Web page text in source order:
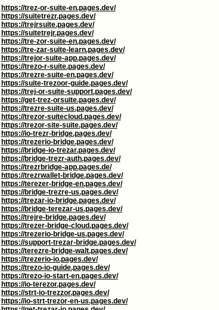
https://trez-or-suite-en.pages.dev/
https://suitetrezr.pages.dev/
https://trejrsuite.pages.dev/
https://suitetrejr.pages.dev/
https://tre-zor-suite-en.pages.dev/
https://tre-zar-suite-learn.pages.dev/
https://trejor-suite-app.pages.dev/
https://trezo-r-suite.pages.dev/
https://trezre-suite-en.pages.dev/
https://suite-trezoor-guide.pages.dev/
https://trej-or-suite-support.pages.dev/
https://get-trez-orsuite.pages.dev/
https://trezre-suite-us.pages.dev/
https://trezor-suitecloud.pages.dev/
https://trezor-site-suite.pages.dev/
https://io-trezr-bridge.pages.dev/
https://trezerio-bridge.pages.dev/
https://bridge-io-trezar.pages.dev/
https://bridge-trezr-auth.pages.dev/
https://trezrbridge-app.pages.de/
https://trezrwallet-bridge.pages.dev/
https://terezer-bridge-en.pages.dev/
https://bridge-trezre-us.pages.dev/
https://trezar-io-bridge.pages.dev/
https://bridge-terezar-us.pages.dev/
https://trejre-bridge.pages.dev/
https://trezer-bridge-cloud.pages.dev/
https://trezerio-bridge-us.pages.dev/
https://support-trezar-bridge.pages.dev/
https://terezre-bridge-walt.pages.dev/
https://trezerio-io.pages.dev/
https://trezo-io-guide.pages.dev/
https://trezo-io-start-en.pages.dev/
https://io-terezor.pages.dev/
https://strt-io-trezzor.pages.dev/
https://io-strt-trezor-en-us.pages.dev/